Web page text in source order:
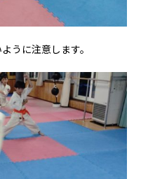
うに注意します。